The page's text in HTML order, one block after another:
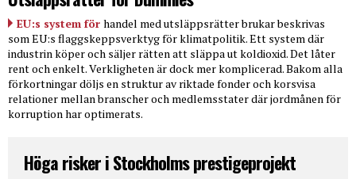
EU:s system för handel med utsläppsrätter brukar beskrivas
som EU:s flaggskeppsverktyg för klimatpolitik. Ett system där
industrin köper och säljer rätten att släppa ut koldioxid. Det låter
rent och enkelt. Verkligheten är dock mer komplicerad. Bakom alla
förkortningar döljs en struktur av riktade fonder och korsvisa
relationer mellan branscher och medlemsstater där jordmånen för
korruption har optimerats.
Höga risker i Stockholms prestigeprojekt